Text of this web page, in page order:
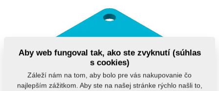
stiahnutie
Aby web fungoval tak, ako ste zvyknutí (súhlas
s cookies)
Záleží nám na tom, aby bolo pre vás nakupovanie čo
najlepším zážitkom. Aby ste na našej stránke rýchlo našli to,